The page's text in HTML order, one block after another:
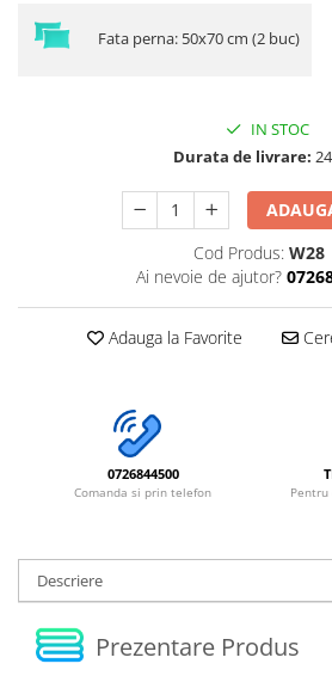
Fata perna: 50x70 cm (2 buc)
IN STOC
Durata de livrare:
Cod Produs: W28
Ai nevoie de ajutor?
Adauga la Favorite
0726844500
Comanda si prin telefon
Descriere
Prezentare Produs